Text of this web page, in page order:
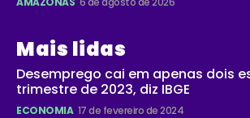
Mais lidas
Desemprego cai em apenas dois
trimestre de 2023, diz IBGE
ECONOMIA 17 de fevereiro de 2024